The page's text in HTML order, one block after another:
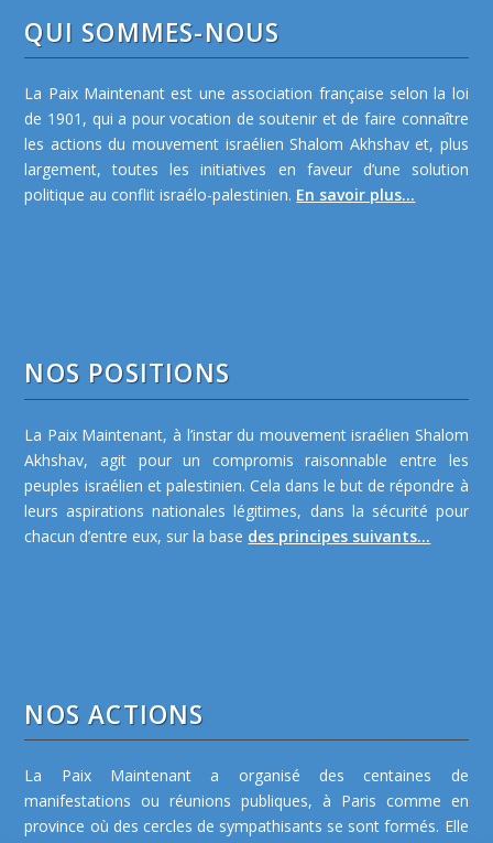
QUI SOMMES-NOUS
La Paix Maintenant est une association française selon la loi
de 1901, qui a pour vocation de soutenir et de faire connaître
les actions du mouvement israélien Shalom Akhshav et, plus
largement, toutes les initiatives en faveur d’une solution
politique au conflit israélo-palestinien. En savoir plus...
NOS POSITIONS
La Paix Maintenant, à l’instar du mouvement israélien Shalom
Akhshav, agit pour un compromis raisonnable entre les
peuples israélien et palestinien. Cela dans le but de répondre à
leurs aspirations nationales légitimes, dans la sécurité pour
chacun d’entre eux, sur la base des principes suivants...
NOS ACTIONS
La Paix Maintenant a organisé des centaines de
manifestations ou réunions publiques, à Paris comme en
province où des cercles de sympathisants se sont formés. Elle